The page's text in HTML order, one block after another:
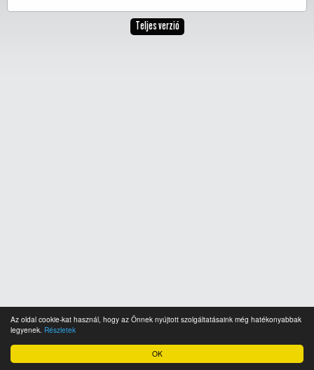
OK
Az oldal cookie-kat használ, hogy az Önnek nyújtott szolgáltatásaink még hatékonyabbak
legyenek. Részletek
Teljes verzió